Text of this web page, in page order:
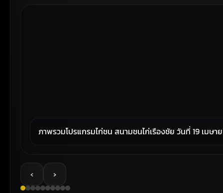
ภาพรวมโปรแกรมไก่ชน สนามชนไก่เรืองชัย วันที่ 19 เมษา
‹ ›